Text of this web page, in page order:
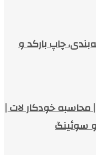
چاپ بارکد و
خودکار لات |
و سوئینگ